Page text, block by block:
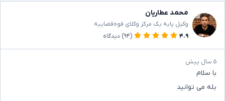
محمد عطاریان
وکیل پایه یک مرکز وکلای قوه‌قضاییه
۴.۹
(۹۴) دیدگاه
۵ سال پیش
با سلام
بله می توانید